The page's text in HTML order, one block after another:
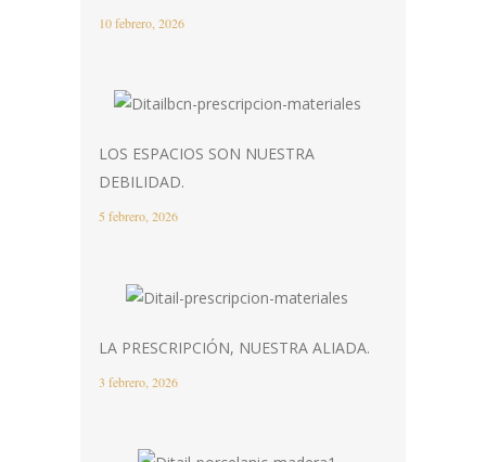
10 febrero, 2026
LOS ESPACIOS SON NUESTRA
DEBILIDAD.
5 febrero, 2026
LA PRESCRIPCIÓN, NUESTRA ALIADA.
3 febrero, 2026